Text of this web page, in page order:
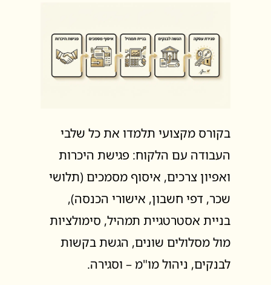
בקורס מקצועי תלמדו את כל שלבי
העבודה עם הלקוח: פגישת היכרות
ואפיון צרכים, איסוף מסמכים (תלושי
שכר, דפי חשבון, אישורי הכנסה),
בניית אסטרטגיית תמהיל, סימולציות
מול מסלולים שונים, הגשת בקשות
לבנקים, ניהול מו"מ – וסגירה.